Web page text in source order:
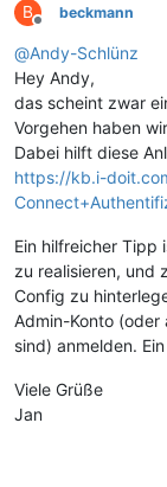
B
Offline
beckmann
@Andy-Schlünz
Hey Andy,
das scheint zwar
Vorgehen haben
Dabei hilft diese
https://kb.i-
Ein hilfreicher Tipp
zu realisieren, und
Config zu
Admin-Konto (oder
sind) anmelden.
Viele Grüße
Jan